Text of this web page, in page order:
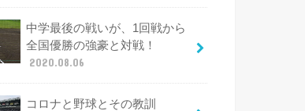
中学最後の戦いが、1回戦から
全国優勝の強豪と対戦！
2020.08.06
コロナと野球とその教訓